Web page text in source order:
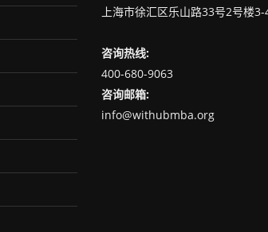
上海市徐汇区乐山路33号2号楼3-
咨询热线:
400-680-9063
咨询邮箱:
info@withubmba.org